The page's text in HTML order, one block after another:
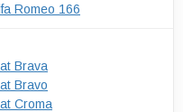
Romeo 166
Brava
Bravo
Croma